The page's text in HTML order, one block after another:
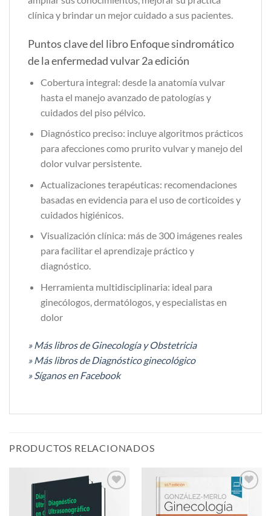
clínica y brindar un mejor cuidado a sus pacientes.
Puntos clave del libro Enfoque sindromático
de la enfermedad vulvar 2a edición
Cobertura integral: desde la anatomía vulvar
hasta el manejo avanzado de patologías y
cuidados del piso pélvico.
Diagnóstico preciso: incluye algoritmos prácticos
para afecciones como prurito vulvar y manejo del
dolor vulvar persistente.
Actualizaciones terapéuticas: recomendaciones
basadas en evidencia para el uso de corticoides y
cuidados higiénicos.
Visualización clínica: más de 300 imágenes reales
para facilitar el aprendizaje práctico y
diagnóstico.
Herramienta multidisciplinaria: ideal para
ginecólogos, dermatólogos, y especialistas en
dolor
» Más libros de Ginecología y Obstetricia
» Más libros de Diagnóstico ginecológico
» Síganos en Facebook
PRODUCTOS RELACIONADOS
Añadir